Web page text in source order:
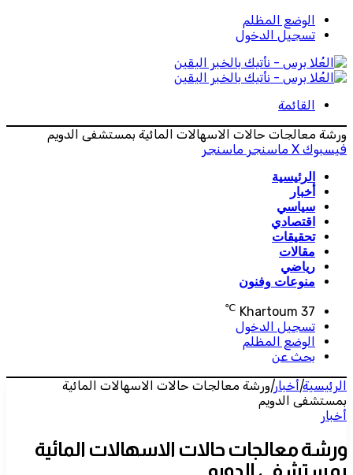
الوضع المظلم
تسجيل الدخول
القائمة
ورشة معالجات حالات الاسهالات المائية بمستشفى الدويم
فيسبوك ‫X ماسنجر ماسنجر
الرئيسية
أخبار
سياسي
اقتصادي
تحقيقات
مقالات
رياضي
منوعات وفنون
Khartoum 37
℃
تسجيل الدخول
الوضع المظلم
بحث عن
الرئيسية|أخبار|ورشة معالجات حالات الاسهالات المائية
بمستشفى الدويم
أخبار
ورشة معالجات حالات الاسهالات المائية